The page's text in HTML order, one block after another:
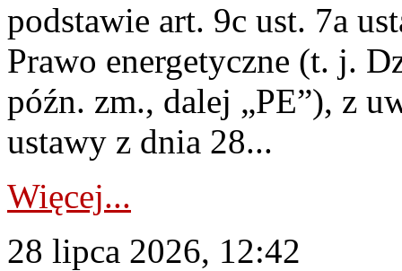
podstawie art. 9c ust. 7a
Prawo energetyczne (t. j.
późn. zm., dalej „PE”), z
ustawy z dnia 28...
Więcej...
28 lipca 2026, 12:42